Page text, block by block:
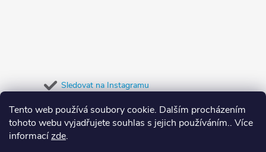
Tento web používá soubory cookie. Dalším procházením
tohoto webu vyjadřujete souhlas s jejich používáním.. Více
informacízde.
Sledovat na Instagramu
Přijímáme online platby